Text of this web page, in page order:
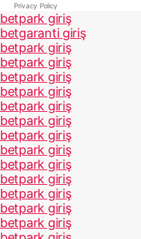
Privacy Policy
betpark giriş
betgaranti giriş
betpark giriş
betpark giriş
betpark giriş
betpark giriş
betpark giriş
betpark giriş
betpark giriş
betpark giriş
betpark giriş
betpark giriş
betpark giriş
betpark giriş
betpark giriş